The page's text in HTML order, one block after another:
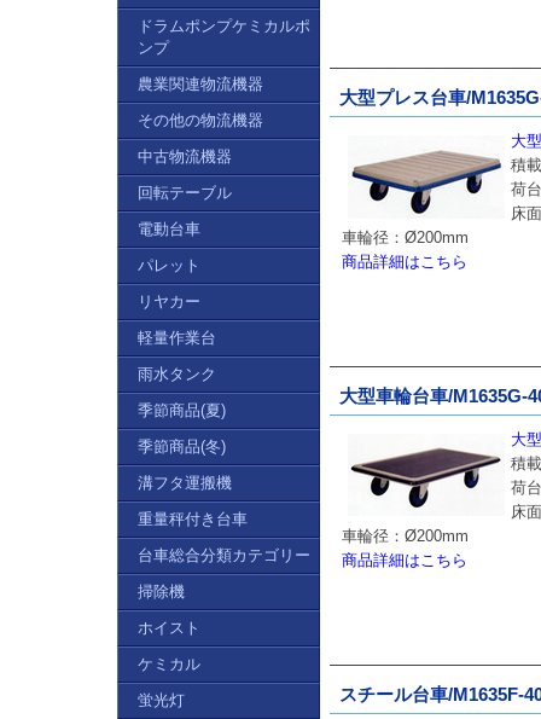
大型プレス台車/
大
積
荷
床
車輪径：Ø200mm
商品詳細はこちら
大型車輪台車/M1635G-
大
積
荷
床
車輪径：Ø200mm
商品詳細はこちら
スチール台車/M1635F-
ドラムポンプケミカルポ
ンプ
農業関連物流機器
その他の物流機器
中古物流機器
回転テーブル
電動台車
パレット
リヤカー
軽量作業台
雨水タンク
季節商品(夏)
季節商品(冬)
溝フタ運搬機
重量秤付き台車
台車総合分類カテゴリー
掃除機
ホイスト
ケミカル
蛍光灯